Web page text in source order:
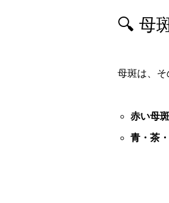
🔍 母
母斑は、そ
赤い母斑
青・茶